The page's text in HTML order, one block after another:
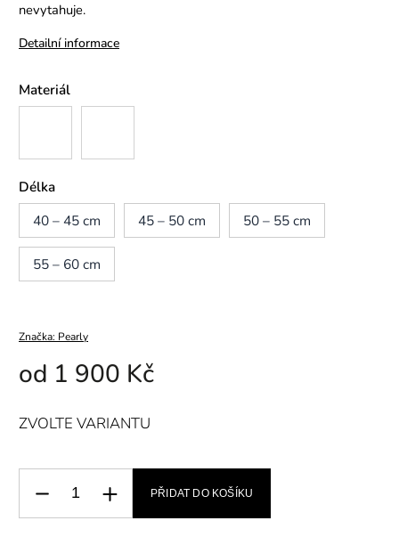
nevytahuje.
Detailní informace
Materiál
Délka
40 – 45 cm
45 – 50 cm 50 – 55 cm
55 – 60 cm
Značka: Pearly
od 1 900 Kč
ZVOLTE VARIANTU
PŘIDAT DO KOŠÍKU